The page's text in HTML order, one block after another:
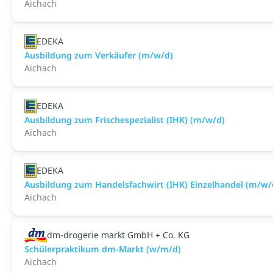
Aichach
EDEKA
Ausbildung zum Verkäufer (m/w/d)
Aichach
EDEKA
Ausbildung zum Frischespezialist (IHK) (m/w/d)
Aichach
EDEKA
Ausbildung zum Handelsfachwirt (IHK) Einzelhandel (m/
Aichach
dm-drogerie markt GmbH + Co. KG
Schülerpraktikum dm-Markt (w/m/d)
Aichach